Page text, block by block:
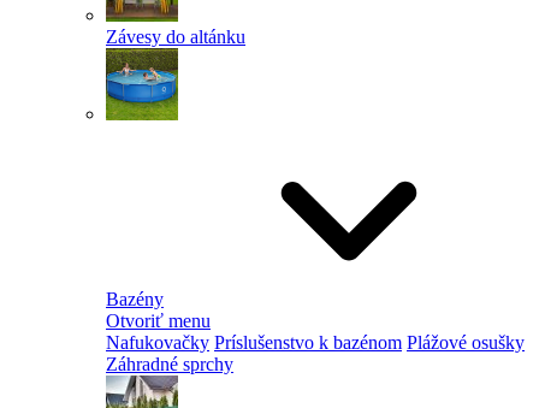
Závesy do altánku
Bazény
Otvoriť menu
Nafukovačky Príslušenstvo k bazénom Plážové osušky
Záhradné sprchy